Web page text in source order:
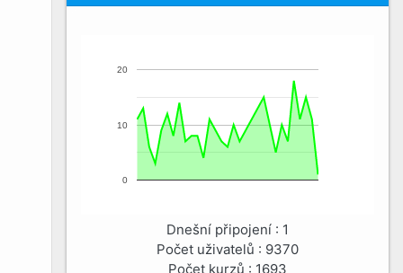
0
10
20
Dnešní připojení : 1
Počet uživatelů : 9370
Počet kurzů : 1693